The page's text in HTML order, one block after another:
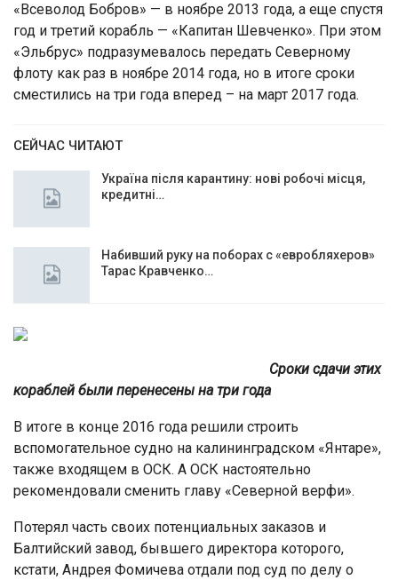
«Всеволод Бобров» — в ноябре 2013 года, а еще спустя
год и третий корабль — «Капитан Шевченко». При этом
«Эльбрус» подразумевалось передать Северному
флоту как раз в ноябре 2014 года, но в итоге сроки
сместились на три года вперед – на март 2017 года.
СЕЙЧАС ЧИТАЮТ
Україна після карантину: нові робочі місця,
кредитні…
Набивший руку на поборах с «евробляхеров»
Тарас Кравченко…
Сроки сдачи этих
кораблей были перенесены на три года
В итоге в конце 2016 года решили строить
вспомогательное судно на калининградском «Янтаре»,
также входящем в ОСК. А ОСК настоятельно
рекомендовали сменить главу «Северной верфи».
Потерял часть своих потенциальных заказов и
Балтийский завод, бывшего директора которого,
кстати, Андрея Фомичева отдали под суд по делу о